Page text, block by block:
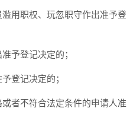
用职权、玩忽职守作出准予登
登记决定的；
登记决定的；
者不符合法定条件的申请人准